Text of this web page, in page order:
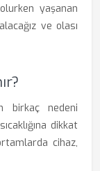
yaşanan
ve olası
birkaç nedeni
dikkat
cihaz,